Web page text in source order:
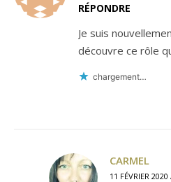
RÉPONDRE
Je suis
découvre ce rôle
chargement…
CARMEL
11 FÉVRIER